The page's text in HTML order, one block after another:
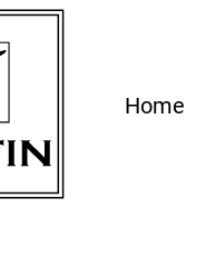
Home